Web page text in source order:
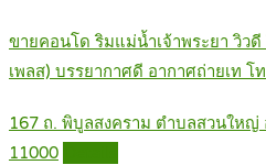
ขายคอนโด ริมแม่น้ำเจ้าพระยา วิวดี
เพลส) บรรยากาศดี อากาศถ่ายเท
167 ถ. พิบูลสงคราม ตำบลสวนใหญ่
11000